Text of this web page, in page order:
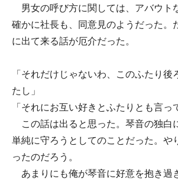
男女の呼び方に関しては、アバウト
確かに社長も、同意見のようだった。
に出て来る話が厄介だった。
「それだけじゃないわ、このふたり後
たし」
「それにお互い好きとふたりとも言っ
この話は出ると思った。琴音の独白
単純に守ろうとしてのことだった。や
ったのだろう。
あまりにも俺が琴音に好意を抱き過